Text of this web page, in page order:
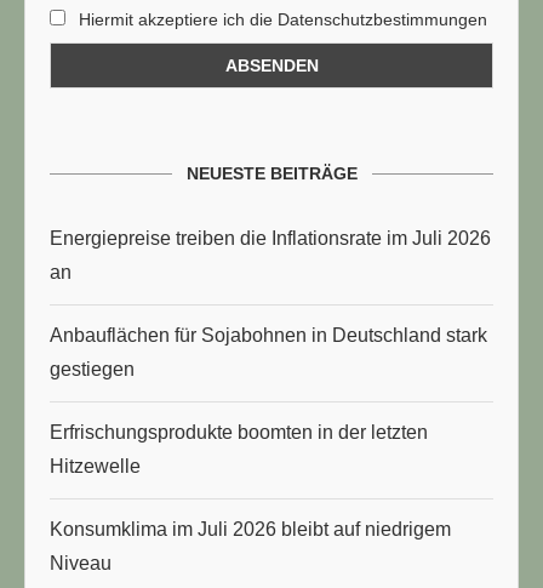
Hiermit akzeptiere ich die Datenschutzbestimmungen
NEUESTE BEITRÄGE
Energiepreise treiben die Inflationsrate im Juli 2026
an
Anbauflächen für Sojabohnen in Deutschland stark
gestiegen
Erfrischungsprodukte boomten in der letzten
Hitzewelle
Konsumklima im Juli 2026 bleibt auf niedrigem
Niveau